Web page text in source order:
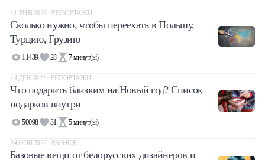
11 ЯНВ 2023 · РЕПОРТАЖИ
Сколько нужно, чтобы переехать в Польшу,
Турцию, Грузию
11439 28 7минут(ы)
14 ДЕК 2022 · РЕПОРТАЖИ
Что подарить близким на Новый год? Список
подарков внутри
50098 31 5минут(ы)
24 НОЯ 2022 · РАЗНОЕ
Базовые вещи от белорусских дизайнеров и